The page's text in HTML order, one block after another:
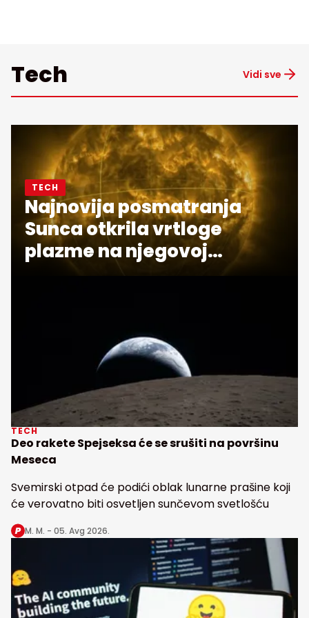
Tech Vidi sve
TECH
Najnovija posmatranja
Sunca otkrila vrtloge
plazme na njegovoj
površini
TECH
Deo rakete Spejseksa će se srušiti na površinu
Meseca
Svemirski otpad će podići oblak lunarne prašine koji
će verovatno biti osvetljen sunčevom svetlošću
M. M. - 05. Avg 2026.